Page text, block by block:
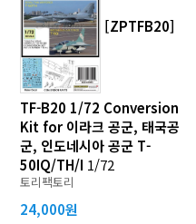
[ZPTFB20]
TF-B20 1/72 Conversion
Kit for 이라크 공군, 태국공
군, 인도네시아 공군 T-
50IQ/TH/I 1/72
토리팩토리
24,000원